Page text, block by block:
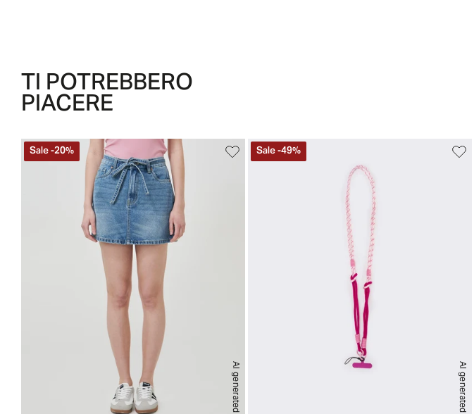
TI POTREBBERO
PIACERE
AI generated
Sale-20%
AI generated
Sale-49%